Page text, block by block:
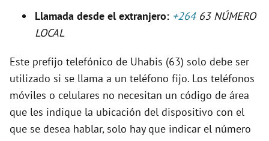
Llamada desde el extranjero: +26463 NÚMERO
LOCAL
Este prefijo telefónico de Uhabis (63) solo debe ser
utilizado si se llama a un teléfono fijo. Los teléfonos
móviles o celulares no necesitan un código de área
que les indique la ubicación del dispositivo con el
que se desea hablar, solo hay que indicar el número